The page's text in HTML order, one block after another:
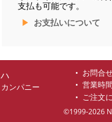
支払も可能です。
お支払いについて
ンパニー
お問合
営業時間
ご注文
©1999-2026